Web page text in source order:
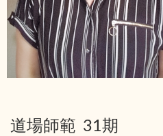
道場師範 31期